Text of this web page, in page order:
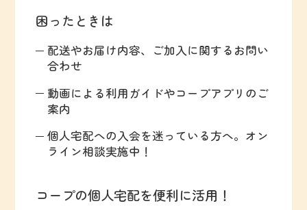
困ったときは
配送やお届け内容、ご加入に関するお問い
合わせ
動画による利用ガイドやコープアプリのご
案内
個人宅配への入会を迷っている方へ。オン
ライン相談実施中！
コープの個人宅配を便利に活用！